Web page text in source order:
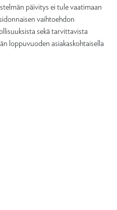
päivitys ei tule vaatimaan
vaihtoehdon
sekä tarvittavista
loppuvuoden asiakaskohtaisella